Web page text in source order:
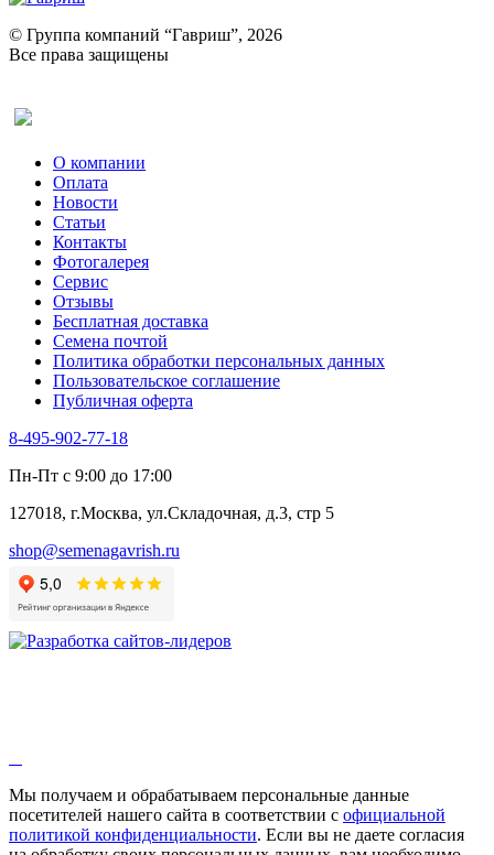
Ревень
Рукола
Рута
Тмин
Трава для чая
Туласи
Укроп
Фенхель пряный
Хризантема овощная
Цикорий пряный
Цикорий салатный (Витлуф)
Черемша
Шпинат
Щавель
Эндивий
Эстрагон
Алтей
Бессмертник
Валериана
Валерианелла
Гибискус лекарственный
Девясил
Душица
Змееголовник
Мыльнянка
Мята
Овсяный корень
© Группа компаний “Гавриш”, 2026
Все права защищены
О компании
Оплата
Новости
Статьи
Контакты
Фотогалерея​
Сервис
Отзывы
Бесплатная доставка
Семена почтой
Политика обработки персональных данных
Пользовательское соглашение
Публичная оферта
8-495-902-77-18
Пн-Пт с 9:00 до 17:00
127018, г.Москва, ул.Складочная, д.3, стр 5
shop@semenagavrish.ru
Мы получаем и обрабатываем персональные данные
посетителей нашего сайта в соответствии с официальной
политикой конфиденциальности. Если вы не даете согласия